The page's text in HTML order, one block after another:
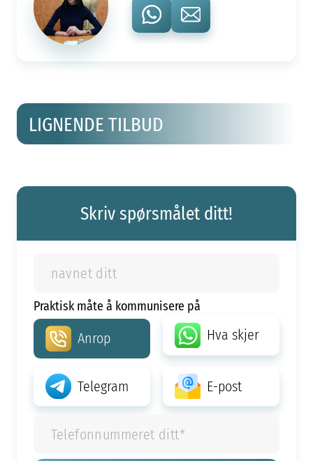
LIGNENDE TILBUD
Skriv spørsmålet ditt!
Praktisk måte å kommunisere på
Anrop Hva skjer
Telegram E-post